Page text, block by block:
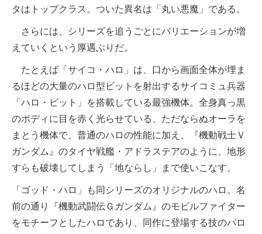
タはトップクラス。ついた異名は「丸い悪魔」である。
さらには、シリーズを追うごとにバリエーションが増
えていくという厚遇ぶりだ。
たとえば「サイコ・ハロ」は、口から画面全体が埋ま
るほどの大量のハロ型ビットを射出するサイコミュ兵器
「ハロ・ビット」を搭載している最強機体。全身真っ黒
のボディに目を赤く光らせている、ただならぬオーラを
まとう機体で、普通のハロの性能に加え、『機動戦士Ｖ
ガンダム』のタイヤ戦艦・アドラステアのように、地形
すらも破壊してしまう「地ならし」まで使いこなす。
「ゴッド・ハロ」も同シリーズのオリジナルのハロ。名
前の通り『機動武闘伝Ｇガンダム』のモビルファイター
をモチーフとしたハロであり、同作に登場する技のパロ